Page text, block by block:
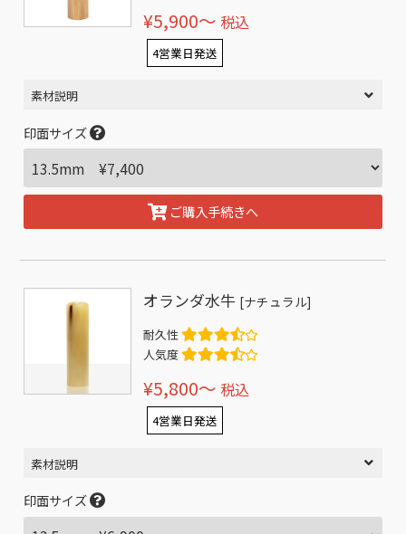
¥5,900〜 税込
4営業日発送
素材説明
印面サイズ
ご購入手続きへ
オランダ水牛 [ナチュラル]
耐久性
人気度
¥5,800〜 税込
4営業日発送
素材説明
印面サイズ